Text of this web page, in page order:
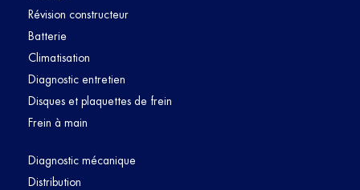
Révision constructeur
Batterie
Climatisation
Diagnostic entretien
Disques et plaquettes de frein
Frein à main
Diagnostic mécanique
Distribution